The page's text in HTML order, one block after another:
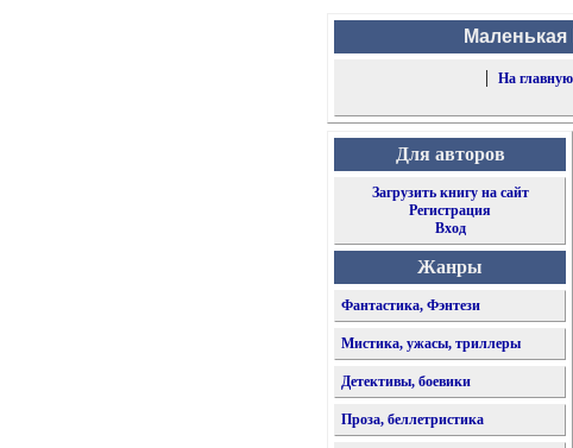
Маленькая
|
На
Для авторов
Загрузить книгу на сайт
Регистрация
Вход
Жанры
Фантастика, Фэнтези
Мистика, ужасы, триллеры
Детективы, боевики
Проза, беллетристика